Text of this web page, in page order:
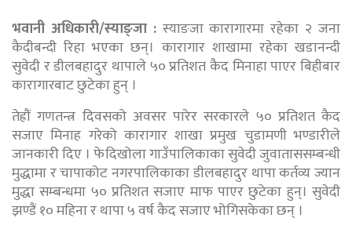
भवानी अधिकारी/स्याङ्जा : स्याङजा कारागारमा रहेका २ जना
कैदीबन्दी रिहा भएका छन्। कारागार शाखामा रहेका खडानन्दी
सुवेदी र डीलबहादुर थापाले ५० प्रतिशत कैद मिनाहा पाएर बिहीबार
कारागारबाट छुटेका हुन् ।
तेह्रौं गणतन्त्र दिवसको अवसर पारेर सरकारले ५० प्रतिशत कैद
सजाए मिनाह गरेको कारागार शाखा प्रमुख चुडामणी भण्डारीले
जानकारी दिए । फेदिखोला गाउँपालिकाका सुवेदी जुवाताससम्बन्धी
मुद्धामा र चापाकोट नगरपालिकाका डीलबहादुर थापा कर्तव्य ज्यान
मुद्धा सम्बन्धमा ५० प्रतिशत सजाए माफ पाएर छुटेका हुन्। सुवेदी
झण्डैं १० महिना र थापा ५ वर्ष कैद सजाए भोगिसकेका छन् ।